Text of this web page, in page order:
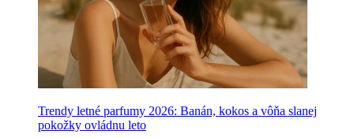
Trendy letné parfumy 2026: Banán, kokos a vôňa slanej
pokožky ovládnu leto